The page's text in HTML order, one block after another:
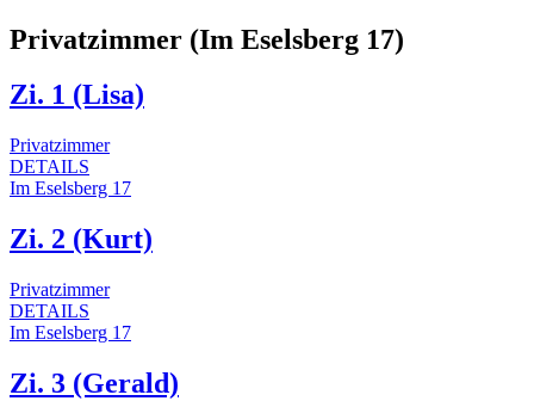
Privatzimmer (Im Eselsberg 17)
Zi. 1 (Lisa)
Privatzimmer
DETAILS
Im Eselsberg 17
Zi. 2 (Kurt)
Privatzimmer
DETAILS
Im Eselsberg 17
Zi. 3 (Gerald)